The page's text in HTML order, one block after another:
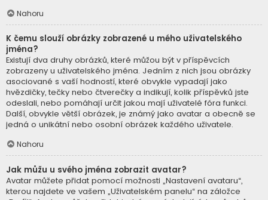
Nahoru
K čemu slouží obrázky zobrazené u mého uživatelského
jména?
Existují dva druhy obrázků, které můžou být v příspěvcích
zobrazeny u uživatelského jména. Jedním z nich jsou obrázky
asociované s vaší hodností, které obvykle vypadají jako
hvězdičky, tečky nebo čtverečky a indikují, kolik příspěvků jste
odeslali, nebo pomáhají určit jakou mají uživatelé fóra funkci.
Další, obvykle větší obrázek, je známý jako avatar a obecně se
jedná o unikátní nebo osobní obrázek každého uživatele.
Nahoru
Jak můžu u svého jména zobrazit avatar?
Avatar můžete přidat pomocí možnosti „Nastavení avataru“,
kterou najdete ve vašem „Uživatelském panelu“ na záložce